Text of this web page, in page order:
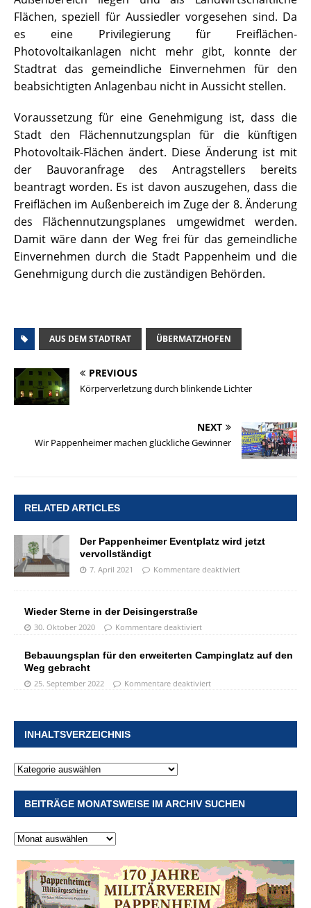
Flächen, speziell für Aussiedler vorgesehen sind. Da
es eine Privilegierung für Freiflächen-
Photovoltaikanlagen nicht mehr gibt, konnte der
Stadtrat das gemeindliche Einvernehmen für den
beabsichtigten Anlagenbau nicht in Aussicht stellen.
Voraussetzung für eine Genehmigung ist, dass die
Stadt den Flächennutzungsplan für die künftigen
Photovoltaik-Flächen ändert. Diese Änderung ist mit
der Bauvoranfrage des Antragstellers bereits
beantragt worden. Es ist davon auszugehen, dass die
Freiflächen im Außenbereich im Zuge der 8. Änderung
des Flächennutzungsplanes umgewidmet werden.
Damit wäre dann der Weg frei für das gemeindliche
Einvernehmen durch die Stadt Pappenheim und die
Genehmigung durch die zuständigen Behörden.
AUS DEM STADTRAT ÜBERMATZHOFEN
PREVIOUS
Körperverletzung durch blinkende Lichter
NEXT
Wir Pappenheimer machen glückliche Gewinner
RELATED ARTICLES
Der Pappenheimer Eventplatz wird jetzt
vervollständigt
7. April 2021 Kommentare deaktiviert
Wieder Sterne in der Deisingerstraße
30. Oktober 2020 Kommentare deaktiviert
Bebauungsplan für den erweiterten Campinglatz auf den
Weg gebracht
25. September 2022 Kommentare deaktiviert
INHALTSVERZEICHNIS
BEITRÄGE MONATSWEISE IM ARCHIV SUCHEN